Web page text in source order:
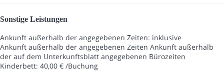
Sonstige Leistungen
Ankunft außerhalb der angegebenen Zeiten: inklusive
Ankunft außerhalb der angegebenen Zeiten Ankunft außerhalb
der auf dem Unterkunftsblatt angegebenen Bürozeiten
Kinderbett: 40,00 € /Buchung